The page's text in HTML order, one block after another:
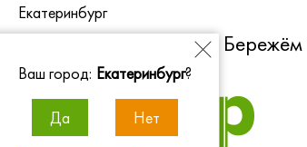
Екатеринбург
Ваш город: Екатеринбург?
Да Нет
Экономим энергию. Бережём